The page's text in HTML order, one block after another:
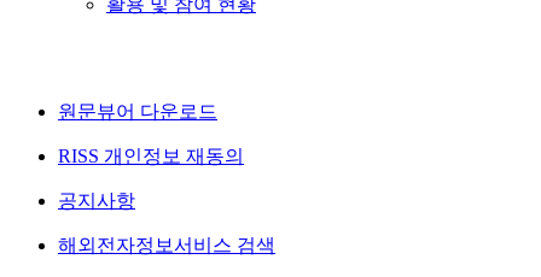
활용 및 참여 현황
원문뷰어 다운로드
RISS 개인정보 재동의
공지사항
해외전자정보서비스 검색